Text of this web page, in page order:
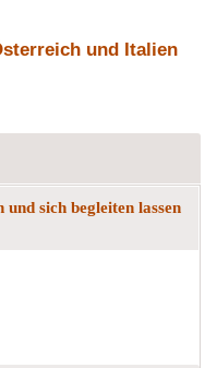
und Italien
sich begleiten lassen